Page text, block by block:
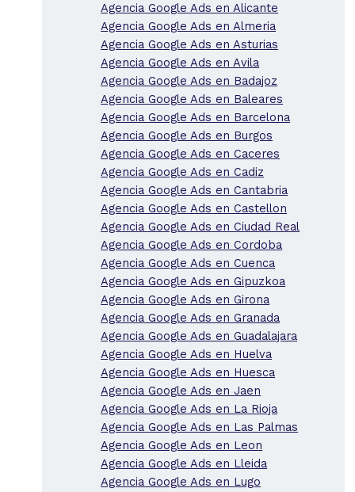
Agencia Google Ads en Alicante
Agencia Google Ads en Almeria
Agencia Google Ads en Asturias
Agencia Google Ads en Avila
Agencia Google Ads en Badajoz
Agencia Google Ads en Baleares
Agencia Google Ads en Barcelona
Agencia Google Ads en Burgos
Agencia Google Ads en Caceres
Agencia Google Ads en Cadiz
Agencia Google Ads en Cantabria
Agencia Google Ads en Castellon
Agencia Google Ads en Ciudad Real
Agencia Google Ads en Cordoba
Agencia Google Ads en Cuenca
Agencia Google Ads en Gipuzkoa
Agencia Google Ads en Girona
Agencia Google Ads en Granada
Agencia Google Ads en Guadalajara
Agencia Google Ads en Huelva
Agencia Google Ads en Huesca
Agencia Google Ads en Jaen
Agencia Google Ads en La Rioja
Agencia Google Ads en Las Palmas
Agencia Google Ads en Leon
Agencia Google Ads en Lleida
Agencia Google Ads en Lugo